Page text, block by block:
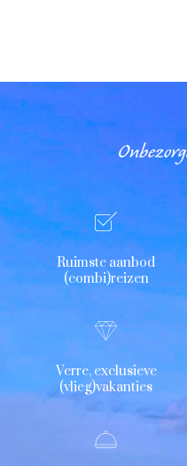
Ruimste aanbod
(combi)reizen
Verre, exclusieve
(vlieg)vakanties